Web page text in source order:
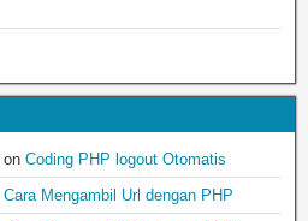
on Coding PHP logout Otomatis
Cara Mengambil Url dengan PHP